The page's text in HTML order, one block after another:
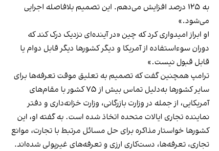
به ۱۲۵ درصد افزایش می‌دهم. این تصمیم بلافاصله اجرایی
می‌شود.»
او ابراز امیدواری کرد که چین «در آینده‌ای نزدیک درک کند که
دوران سوءاستفاده از آمریکا و دیگر کشورها دیگر قابل دوام یا
قابل قبول نیست.»
ترامپ همچنین گفت که تصمیم به تعلیق موقت تعرفه‌ها برای
سایر کشورها به‌دلیل تماس بیش از ۷۵ کشور با مقام‌های
آمریکایی، از جمله در وزارت بازرگانی، وزارت خزانه‌داری و دفتر
نماینده تجاری ایالات متحده اتخاذ شده است. به گفته او، این
کشورها خواستار مذاکره برای حل مسائل مرتبط با تجارت، موانع
تجاری، تعرفه‌ها، دست‌کاری ارزی و تعرفه‌های غیرپولی شده‌اند.